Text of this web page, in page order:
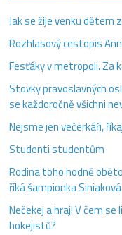
Jak se žije venku dětem
Rozhlasový cestopis
Fesťáky v metropoli. Za
Stovky pravoslavných
se každoročně všichni
Nejsme jen večerkáři,
Studenti studentům
Rodina toho hodně
říká šampionka Siniaková
Nečekej a hraj! V čem
hokejistů?